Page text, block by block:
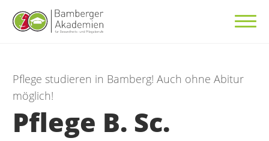
Pflege studieren in Bamberg! Auch ohne Abitur
möglich!
Pflege B. Sc.